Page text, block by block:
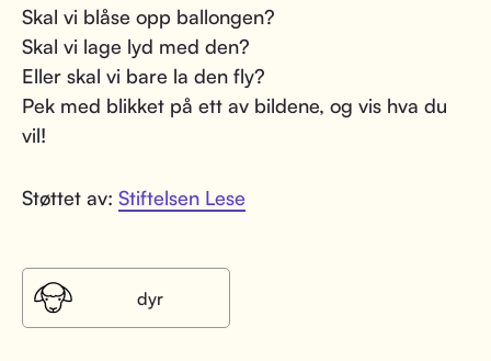
Skal vi blåse opp ballongen?
Skal vi lage lyd med den?
Eller skal vi bare la den fly?
Pek med blikket på ett av bildene, og vis hva du
vil!
Støttet av: Stiftelsen Lese
dyr